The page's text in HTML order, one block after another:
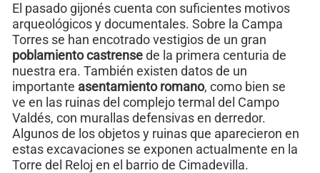
El pasado gijonés cuenta con suficientes motivos
arqueológicos y documentales. Sobre la Campa
Torres se han encotrado vestigios de un gran
poblamiento castrensede la primera centuria de
nuestra era. También existen datos de un
importante asentamiento romano, como bien se
ve en las ruinas del complejo termal del Campo
Valdés, con murallas defensivas en derredor.
Algunos de los objetos y ruinas que aparecieron en
estas excavaciones se exponen actualmente en la
Torre del Reloj en el barrio de Cimadevilla.